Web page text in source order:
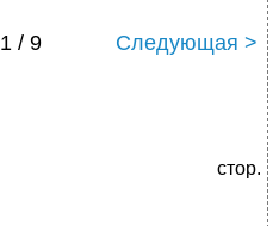
1 / 9 Следующая >
стор.